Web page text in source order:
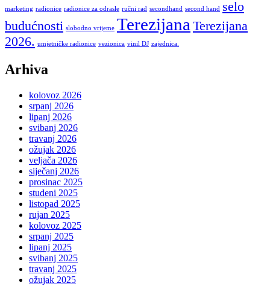
marketing radionice radionice za odrasle ručni rad secondhand second hand
selo
budućnosti slobodno vrijeme Terezijana Terezijana
2026. umjetničke radionice vezionica vinil DJ zajednica.
Arhiva
kolovoz 2026
srpanj 2026
lipanj 2026
svibanj 2026
travanj 2026
ožujak 2026
veljača 2026
siječanj 2026
prosinac 2025
studeni 2025
listopad 2025
rujan 2025
kolovoz 2025
srpanj 2025
lipanj 2025
svibanj 2025
travanj 2025
ožujak 2025